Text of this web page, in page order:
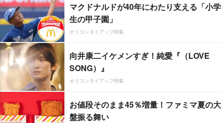
マクドナルドが40年にわたり支える「小学
生の甲子園」
オリコンタイアップ特集
向井康二イケメンすぎ！純愛『（LOVE
SONG）』
オリコンタイアップ特集
お値段そのまま45％増量！ファミマ夏の大
盤振る舞い